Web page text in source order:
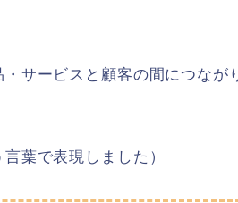
サービスと顧客の間につなが
葉で表現しました）